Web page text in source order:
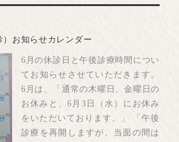
お知らせカレンダー
6月の休診日と午後診療時間につい
てお知らせさせていただきます。
6月は、「通常の木曜日、金曜日の
お休みと、6月3日（水）にお休み
をいただいております。」 「午後
診療を再開しますが、当面の間は